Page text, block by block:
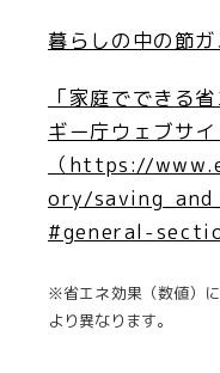
暮らしの中の節
「家庭でできる
ギー庁ウェブサイ
（https://
ory/
#general-
※省エネ効果（数値）
より異なります。